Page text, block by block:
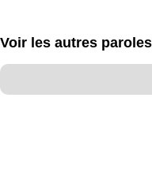
Voir les autres